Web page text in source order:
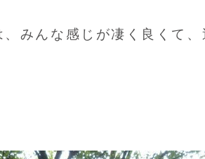
みんな感じが凄く良くて、